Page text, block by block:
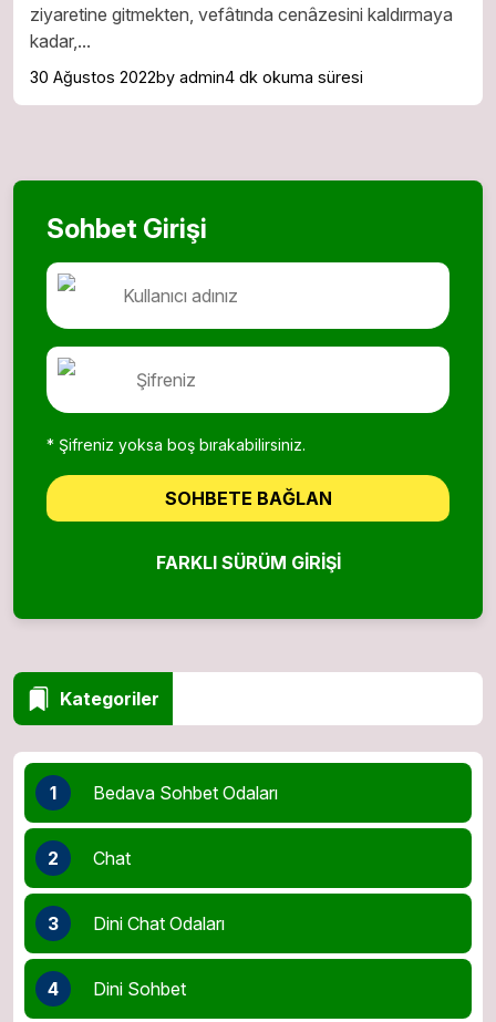
ziyaretine gitmekten, vefâtında cenâzesini kaldırmaya
kadar,...
30 Ağustos 2022by admin4 dk okuma süresi
Sohbet Girişi
* Şifreniz yoksa boş bırakabilirsiniz.
SOHBETE BAĞLAN
FARKLI SÜRÜM GIRIŞI
Kategoriler
1 Bedava Sohbet Odaları
2 Chat
3 Dini Chat Odaları
4 Dini Sohbet